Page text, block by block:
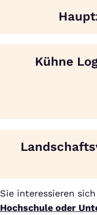
Kühne
Sie interessieren
Hochschule oder